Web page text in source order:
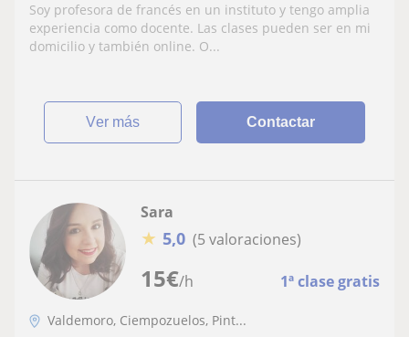
Soy profesora de francés en un instituto y tengo amplia
experiencia como docente. Las clases pueden ser en mi
domicilio y también online. O...
ver más Contactar
15€/h 1ª clase gratis
Sara
★ 5,0 (5 valoraciones)
Valdemoro, Ciempozuelos, Pint...